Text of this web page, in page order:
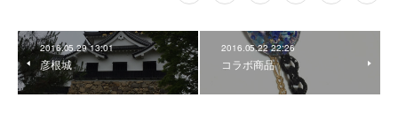
2016.05.29 13:01
彦根城
2016.05.22 22:26
コラボ商品